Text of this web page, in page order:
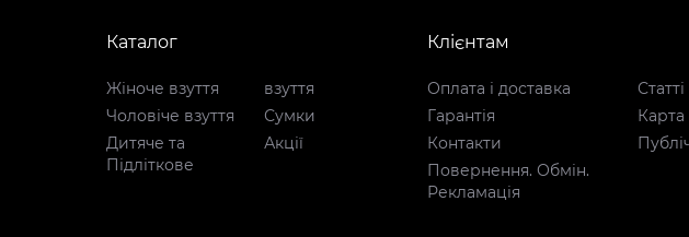
Каталог
Жіноче взуття
Чоловіче взуття
Дитяче та
Підліткове
взуття
Сумки
Акції
Клієнтам
Оплата і доставка
Гарантія
Контакти
Повернення. Обмін.
Рекламація
Статті
Карта